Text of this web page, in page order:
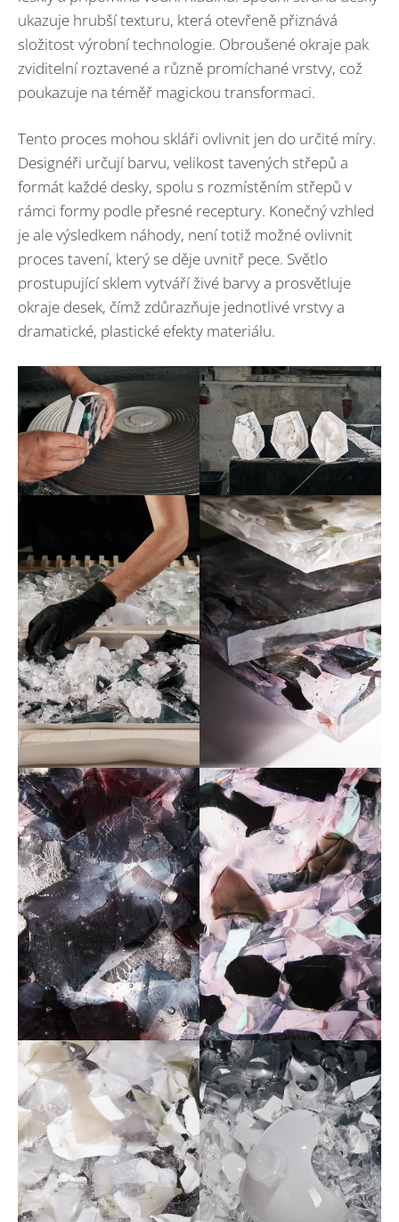
ukazuje hrubší texturu, která otevřeně přiznává
složitost výrobní technologie. Obroušené okraje pak
zviditelní roztavené a různě promíchané vrstvy, což
poukazuje na téměř magickou transformaci.
Tento proces mohou skláři ovlivnit jen do určité míry.
Designéři určují barvu, velikost tavených střepů a
formát každé desky, spolu s rozmístěním střepů v
rámci formy podle přesné receptury. Konečný vzhled
je ale výsledkem náhody, není totiž možné ovlivnit
proces tavení, který se děje uvnitř pece. Světlo
prostupující sklem vytváří živé barvy a prosvětluje
okraje desek, čímž zdůrazňuje jednotlivé vrstvy a
dramatické, plastické efekty materiálu.